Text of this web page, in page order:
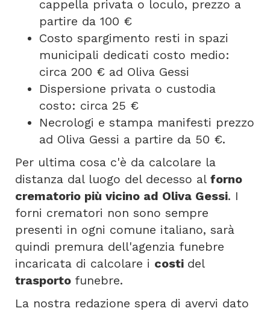
cappella privata o loculo, prezzo a
partire da 100 €
Costo spargimento resti in spazi
municipali dedicati costo medio:
circa 200 € ad Oliva Gessi
Dispersione privata o custodia
costo: circa 25 €
Necrologi e stampa manifesti prezzo
ad Oliva Gessi a partire da 50 €.
Per ultima cosa c'è da calcolare la
distanza dal luogo del decesso al forno
crematorio più vicino ad Oliva Gessi. I
forni crematori non sono sempre
presenti in ogni comune italiano, sarà
quindi premura dell'agenzia funebre
incaricata di calcolare i costi del
trasporto funebre.
La nostra redazione spera di avervi dato